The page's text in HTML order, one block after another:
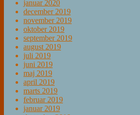
januar 2020
december 2019
november 2019
oktober 2019
september 2019
august 2019
juli 2019
juni 2019
maj 2019
april 2019
marts 2019
februar 2019
januar 2019